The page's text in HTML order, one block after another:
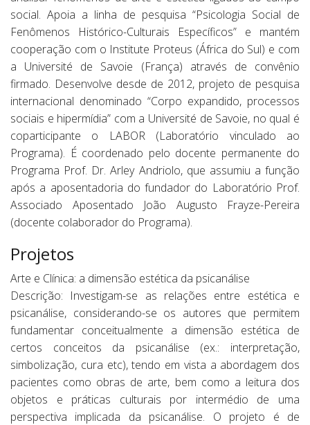
social. Apoia a linha de pesquisa “Psicologia Social de
Fenômenos Histórico-Culturais Específicos” e mantém
cooperação com o Institute Proteus (África do Sul) e com
a Université de Savoie (França) através de convênio
firmado. Desenvolve desde de 2012, projeto de pesquisa
internacional denominado “Corpo expandido, processos
sociais e hipermídia” com a Université de Savoie, no qual é
coparticipante o LABOR (Laboratório vinculado ao
Programa). É coordenado pelo docente permanente do
Programa Prof. Dr. Arley Andriolo, que assumiu a função
após a aposentadoria do fundador do Laboratório Prof.
Associado Aposentado João Augusto Frayze-Pereira
(docente colaborador do Programa).
Projetos
Arte e Clínica: a dimensão estética da psicanálise
Descrição: Investigam-se as relações entre estética e
psicanálise, considerando-se os autores que permitem
fundamentar conceitualmente a dimensão estética de
certos conceitos da psicanálise (ex.: interpretação,
simbolização, cura etc), tendo em vista a abordagem dos
pacientes como obras de arte, bem como a leitura dos
objetos e práticas culturais por intermédio de uma
perspectiva implicada da psicanálise. O projeto é de